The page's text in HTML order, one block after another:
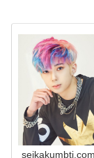
seikakumbti.com